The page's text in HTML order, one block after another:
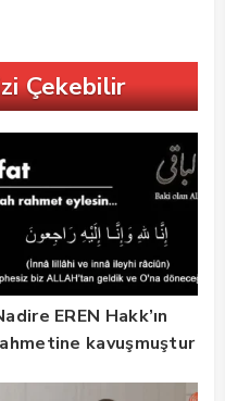
Çekebilir
EREN Hakk’ın
kavuşmuştur